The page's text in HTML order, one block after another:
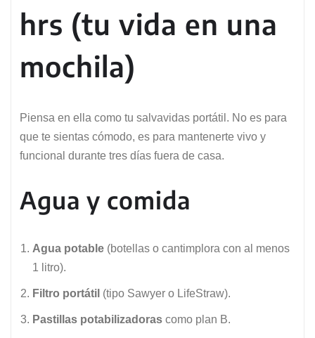
hrs (tu vida en una
mochila)
Piensa en ella como tu salvavidas portátil. No es para
que te sientas cómodo, es para mantenerte vivo y
funcional durante tres días fuera de casa.
Agua y comida
Agua potable (botellas o cantimplora con al menos
1 litro).
Filtro portátil (tipo Sawyer o LifeStraw).
Pastillas potabilizadoras como plan B.